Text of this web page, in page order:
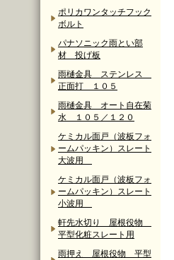
ポリカワンタッチフック
ボルト
パナソニック雨とい部
材 投げ板
雨樋金具 ステンレス
正面打 １０５
雨樋金具 オート自在菊
水 １０５／１２０
ケミカル面戸（波板フォ
ームパッキン）スレート
大波用
ケミカル面戸（波板フォ
ームパッキン）スレート
小波用
軒先水切り 屋根役物
平型化粧スレート用
雨押え 屋根役物 平型